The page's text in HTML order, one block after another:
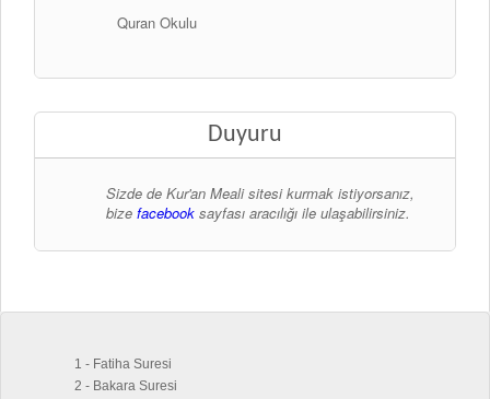
Quran Okulu
Duyuru
Sizde de Kur'an Meali sitesi kurmak istiyorsanız,
bize facebook sayfası aracılığı ile ulaşabilirsiniz.
1 - Fatiha Suresi
2 - Bakara Suresi